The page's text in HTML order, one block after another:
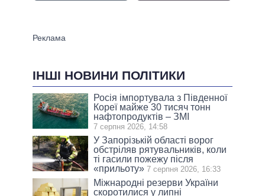
ІНШІ НОВИНИ ПОЛІТИКИ
Росія імпортувала з Південної
Кореї майже 30 тисяч тонн
нафтопродуктів – ЗМІ
7 серпня 2026, 14:58
У Запорізькій області ворог
обстріляв рятувальників, коли
ті гасили пожежу після
«прильоту» 7 серпня 2026, 16:33
Міжнародні резерви України
скоротилися у липні